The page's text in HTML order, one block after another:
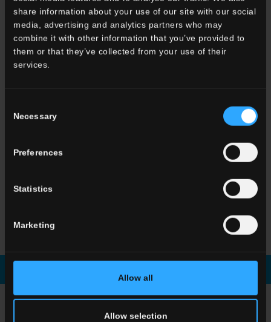
share information about your use of our site with our social
media, advertising and analytics partners who may
combine it with other information that you’ve provided to
them or that they’ve collected from your use of their
services.
Selection
Necessary
Preferences
Statistics
Marketing
Allow all
Allow selection
33x120 . 13"x48"
G3WD10RGS12 Gradone
Angolare SX HWD 10
Rett.
HWD 01Beige Greige
Richiedi informazioni